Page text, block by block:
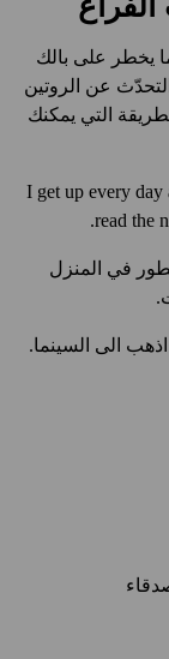
يخطر على بالك
عن الروتين
التي يمكنك
I get up every
read
في المنزل
الى السينما.